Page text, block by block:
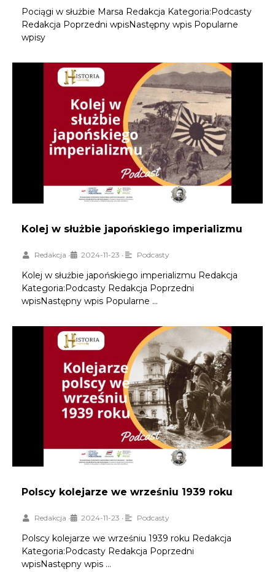
Pociągi w służbie Marsa Redakcja Kategoria:Podcasty
Redakcja Poprzedni wpisNastępny wpis Popularne
wpisy
Kolej w służbie japońskiego imperializmu
Redakcja • 2024-11-23 • Podcasty
Kolej w służbie japońskiego imperializmu Redakcja
Kategoria:Podcasty Redakcja Poprzedni
wpisNastępny wpis Popularne …
Polscy kolejarze we wrześniu 1939 roku
Redakcja • 2024-11-23 • Podcasty
Polscy kolejarze we wrześniu 1939 roku Redakcja
Kategoria:Podcasty Redakcja Poprzedni
wpisNastępny wpis …